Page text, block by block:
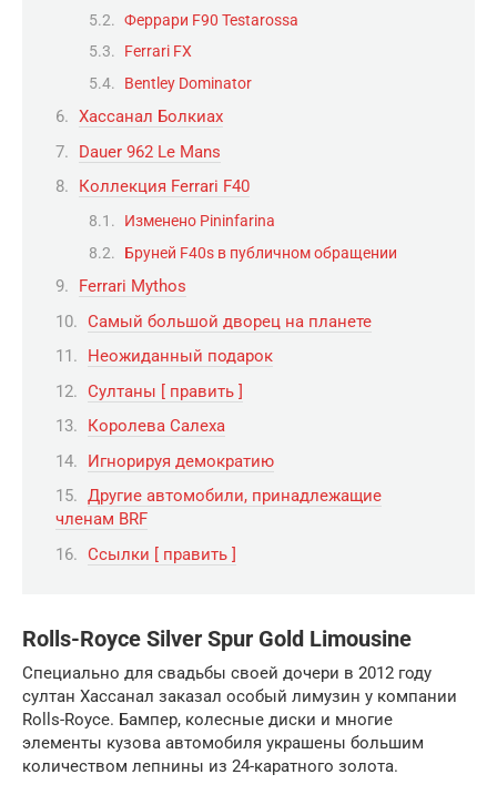
Феррари F90 Testarossa
Ferrari FX
Bentley Dominator
Хассанал Болкиах
Dauer 962 Le Mans
Коллекция Ferrari F40
Изменено Pininfarina
Бруней F40s в публичном обращении
Ferrari Mythos
Самый большой дворец на планете
Неожиданный подарок
Султаны [ править ]
Королева Салеха
Игнорируя демократию
Другие автомобили, принадлежащие
членам BRF
Ссылки [ править ]
Rolls-Royce Silver Spur Gold Limousine
Специально для свадьбы своей дочери в 2012 году
султан Хассанал заказал особый лимузин у компании
Rolls-Royce. Бампер, колесные диски и многие
элементы кузова автомобиля украшены большим
количеством лепнины из 24-каратного золота.